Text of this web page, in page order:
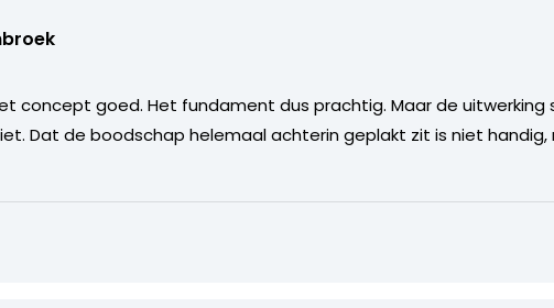
concept goed. Het fundament dus prachtig. Maar de uitwerking
Dat de boodschap helemaal achterin geplakt zit is niet handig,